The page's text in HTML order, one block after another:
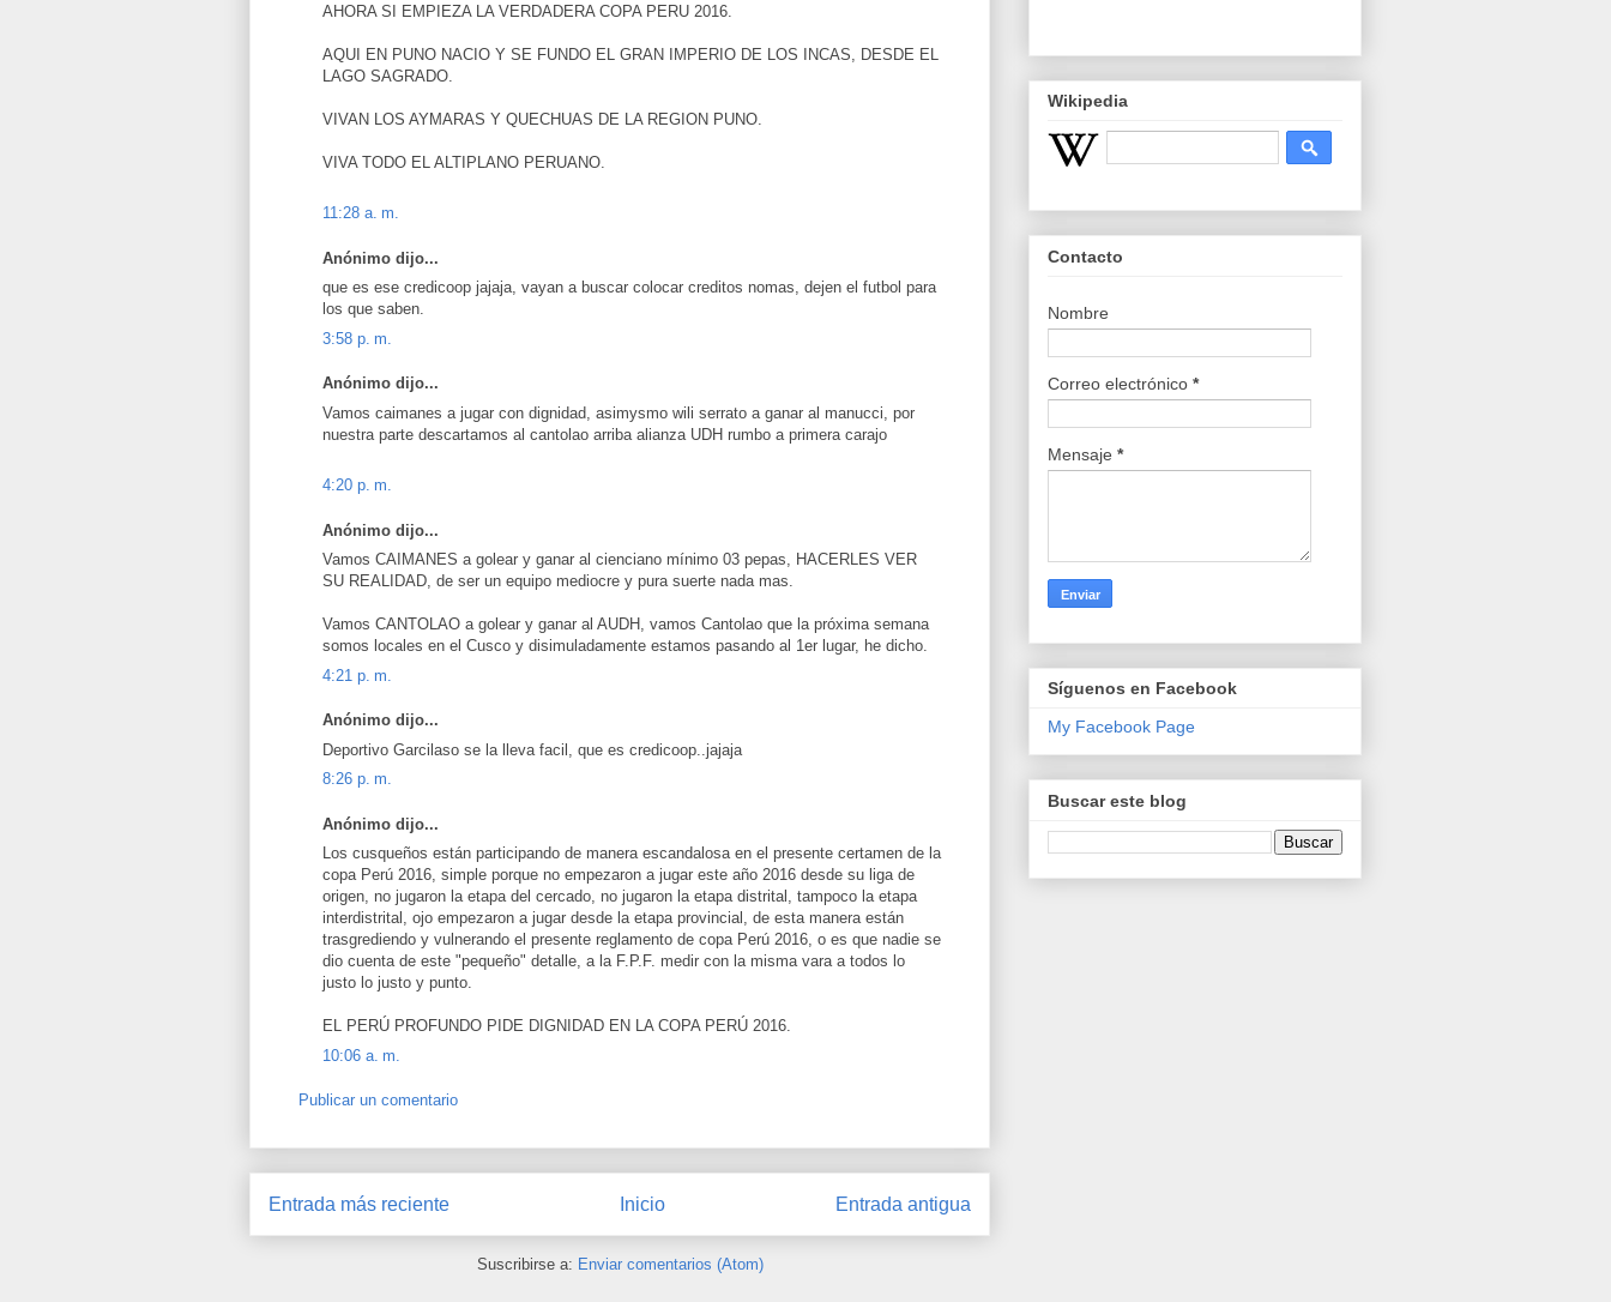
AHORA SI EMPIEZA LA VERDADERA COPA PERU 2016.
AQUI EN PUNO NACIO Y SE FUNDO EL GRAN IMPERIO DE LOS INCAS, DESDE EL
LAGO SAGRADO.
VIVAN LOS AYMARAS Y QUECHUAS DE LA REGION PUNO.
VIVA TODO EL ALTIPLANO PERUANO.
11:28 a. m.
Anónimo dijo...
que es ese credicoop jajaja, vayan a buscar colocar creditos nomas, dejen el futbol para
los que saben.
3:58 p. m.
Anónimo dijo...
Vamos caimanes a jugar con dignidad, asimysmo wili serrato a ganar al manucci, por
nuestra parte descartamos al cantolao arriba alianza UDH rumbo a primera carajo
4:20 p. m.
Anónimo dijo...
Vamos CAIMANES a golear y ganar al cienciano mínimo 03 pepas, HACERLES VER
SU REALIDAD, de ser un equipo mediocre y pura suerte nada mas.
Vamos CANTOLAO a golear y ganar al AUDH, vamos Cantolao que la próxima semana
somos locales en el Cusco y disimuladamente estamos pasando al 1er lugar, he dicho.
4:21 p. m.
Anónimo dijo...
Deportivo Garcilaso se la lleva facil, que es credicoop..jajaja
8:26 p. m.
Anónimo dijo...
Los cusqueños están participando de manera escandalosa en el presente certamen de la
copa Perú 2016, simple porque no empezaron a jugar este año 2016 desde su liga de
origen, no jugaron la etapa del cercado, no jugaron la etapa distrital, tampoco la etapa
interdistrital, ojo empezaron a jugar desde la etapa provincial, de esta manera están
trasgrediendo y vulnerando el presente reglamento de copa Perú 2016, o es que nadie se
dio cuenta de este "pequeño" detalle, a la F.P.F. medir con la misma vara a todos lo
justo lo justo y punto.
EL PERÚ PROFUNDO PIDE DIGNIDAD EN LA COPA PERÚ 2016.
10:06 a. m.
Publicar un comentario
Entrada más reciente Entrada antigua
Inicio
Suscribirse a: Enviar comentarios (Atom)
Wikipedia
Contacto
Nombre
Correo electrónico *
Mensaje *
Síguenos en Facebook
My Facebook Page
Buscar este blog